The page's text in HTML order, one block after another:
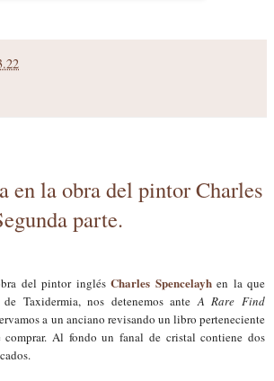
en la obra del pintor Charles
parte.
del pintor inglésCharles Spencelayhen la que
de Taxidermia, nos detenemos anteA Rare Find
a un anciano revisando un libro perteneciente
Al fondo un fanal de cristal contiene dos